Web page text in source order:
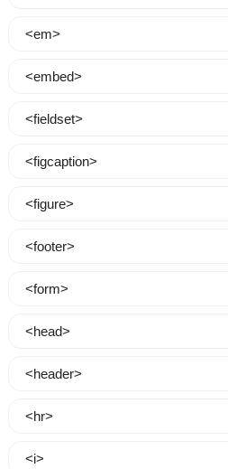
<em>
<embed>
<fieldset>
<figcaption>
<figure>
<footer>
<form>
<head>
<header>
<hr>
<i>